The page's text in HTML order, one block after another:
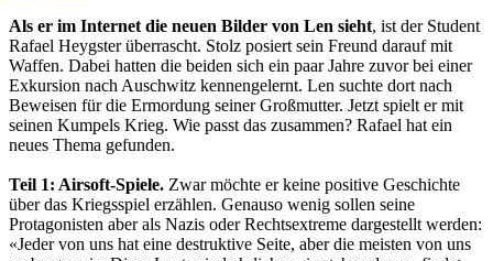
Als er im Internet die neuen Bilder von Len sieht, ist der Student
Rafael Heygster überrascht. Stolz posiert sein Freund darauf mit
Waffen. Dabei hatten die beiden sich ein paar Jahre zuvor bei einer
Exkursion nach Auschwitz kennengelernt. Len suchte dort nach
Beweisen für die Ermordung seiner Großmutter. Jetzt spielt er mit
seinen Kumpels Krieg. Wie passt das zusammen? Rafael hat ein
neues Thema gefunden.
Teil 1: Airsoft-Spiele. Zwar möchte er keine positive Geschichte
über das Kriegsspiel erzählen. Genauso wenig sollen seine
Protagonisten aber als Nazis oder Rechtsextreme dargestellt werden:
«Jeder von uns hat eine destruktive Seite, aber die meisten von uns